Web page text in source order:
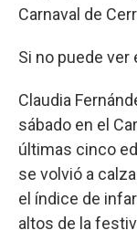
Carnaval de
Si no puede ver
Claudia
sábado en el
últimas cinco
se volvió a
el índice de
altos de la